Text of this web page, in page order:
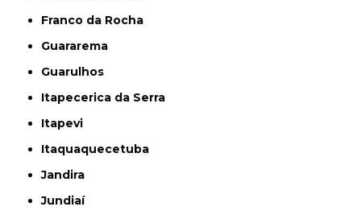
Franco da Rocha
Guararema
Guarulhos
Itapecerica da Serra
Itapevi
Itaquaquecetuba
Jandira
Jundiaí